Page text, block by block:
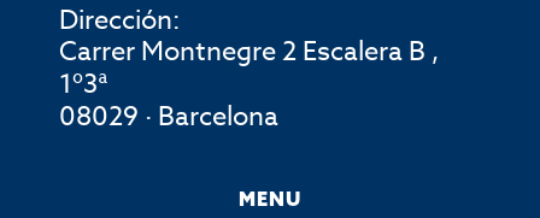
Dirección:
Carrer Montnegre 2 Escalera B ,
1º3ª
08029 · Barcelona
MENU